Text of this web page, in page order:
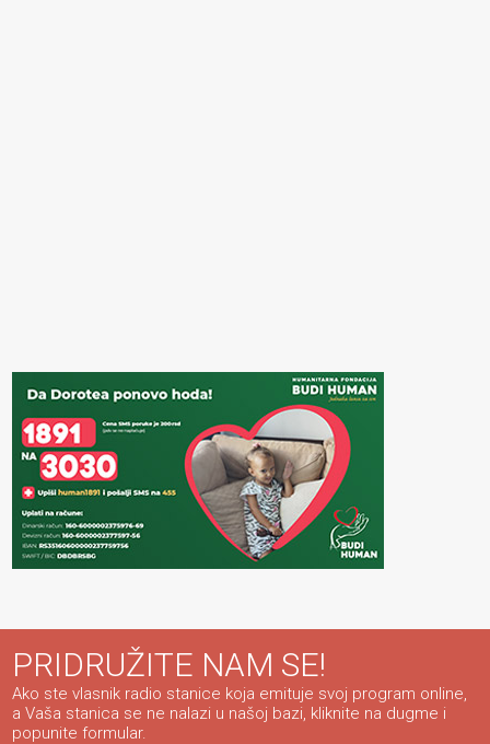
PRIDRUŽITE NAM SE!
Ako ste vlasnik radio stanice koja emituje svoj program online,
a Vaša stanica se ne nalazi u našoj bazi, kliknite na dugme i
popunite formular.